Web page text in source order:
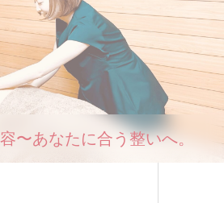
〜あなたに合う整いへ。